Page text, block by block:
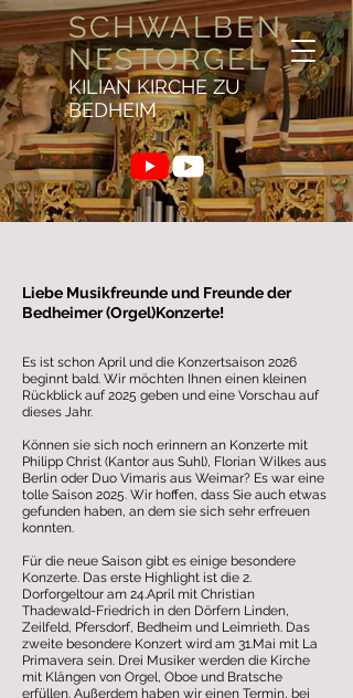
SCHWALBEN
NESTORGEL
KILIAN KIRCHE ZU
BEDHEIM
Liebe Musikfreunde und Freunde der
Bedheimer (Orgel)Konzerte!
Es ist schon April und die Konzertsaison 2026
beginnt bald. Wir möchten Ihnen einen kleinen
Rückblick auf 2025 geben und eine Vorschau auf
dieses Jahr.
Können sie sich noch erinnern an Konzerte mit
Philipp Christ (Kantor aus Suhl), Florian Wilkes aus
Berlin oder Duo Vimaris aus Weimar? Es war eine
tolle Saison 2025. Wir hoffen, dass Sie auch etwas
gefunden haben, an dem sie sich sehr erfreuen
konnten.
Für die neue Saison gibt es einige besondere
Konzerte. Das erste Highlight ist die 2.
Dorforgeltour am 24.April mit Christian
Thadewald-Friedrich in den Dörfern Linden,
Zeilfeld, Pfersdorf, Bedheim und Leimrieth. Das
zweite besondere Konzert wird am 31.Mai mit La
Primavera sein. Drei Musiker werden die Kirche
mit Klängen von Orgel, Oboe und Bratsche
erfüllen. Außerdem haben wir einen Termin, bei